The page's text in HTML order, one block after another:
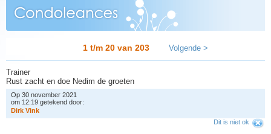
1 t/m 20 van 203 Volgende >
Trainer
Rust zacht en doe Nedim de groeten
Op 30 november 2021
om 12:19 getekend door:
Dirk Vink
Dit is niet ok